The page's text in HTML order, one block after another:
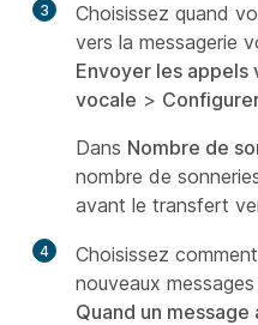
3
Choisissez quand
vers la messagerie
Envoyer les appels
vocale >
Dans Nombre de
nombre de
avant le transfert
4
Choisissez
nouveaux
Quand un message